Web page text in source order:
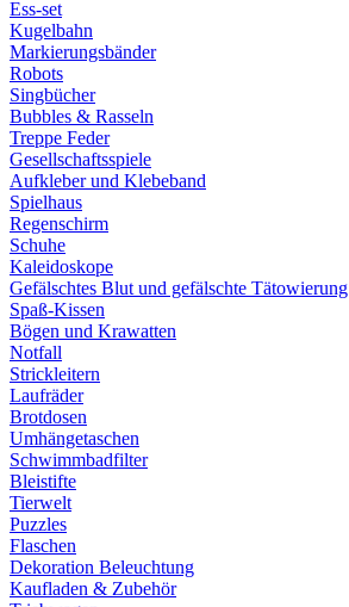
Ess-set
Kugelbahn
Markierungsbänder
Robots
Singbücher
Bubbles & Rasseln
Treppe Feder
Gesellschaftsspiele
Aufkleber und Klebeband
Spielhaus
Regenschirm
Schuhe
Kaleidoskope
Gefälschtes Blut und gefälschte Tätowierung
Spaß-Kissen
Bögen und Krawatten
Notfall
Strickleitern
Laufräder
Brotdosen
Umhängetaschen
Schwimmbadfilter
Bleistifte
Tierwelt
Puzzles
Flaschen
Dekoration Beleuchtung
Kaufladen & Zubehör